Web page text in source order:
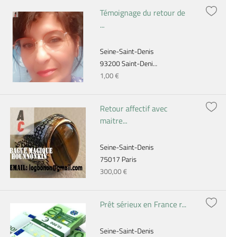
Témoignage du retour de
...
Seine-Saint-Denis
93200 Saint-Deni...
1,00 €
Retour affectif avec
maitre...
Seine-Saint-Denis
75017 Paris
300,00 €
Prêt sérieux en France r...
Seine-Saint-Denis